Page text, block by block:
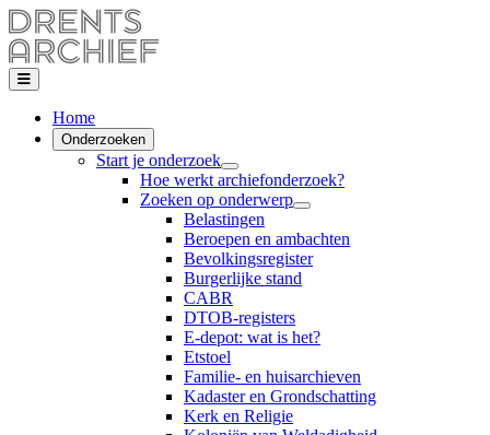
Home
Onderzoeken
Start je onderzoek
Hoe werkt archiefonderzoek?
Zoeken op onderwerp
Belastingen
Beroepen en ambachten
Bevolkingsregister
Burgerlijke stand
CABR
DTOB-registers
E-depot: wat is het?
Etstoel
Familie- en huisarchieven
Kadaster en Grondschatting
Kerk en Religie